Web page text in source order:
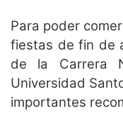
Para poder
fiestas de fin de
de la Carrera
Universidad
importantes